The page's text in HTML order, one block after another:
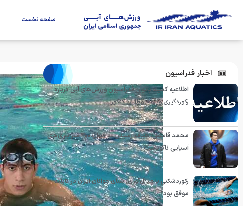
صفحه نخست
اخبار فدراسیون
اطلاعیه کمیته بانوان فدراسیون ورزش‌های آبی درباره
رکوردگیری ویژه داوطلبان کنکور
محمد قاسمی: هدفم رسیدن به فینال ۴۰۰ متر بازی‌های
آسیایی ناگویاست
رکوردشکنی یا مدال‌آوری؛ شنای جوانان ایران در تایلند
موفق بود؟